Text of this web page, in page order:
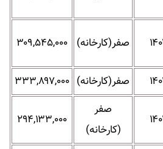
صفر(کارخانه) ۳۰۹,۵۴۵,۰۰۰
صفر(کارخانه) ۳۳۳,۸۹۷,۰۰۰
صفر
(کارخانه)
۲۹۴,۱۳۳,۰۰۰